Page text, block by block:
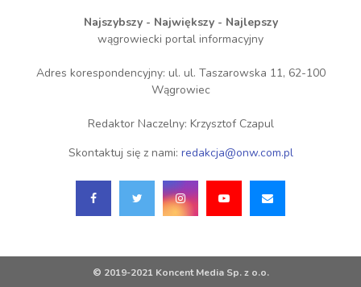
Najszybszy - Największy - Najlepszy
wągrowiecki portal informacyjny
Adres korespondencyjny: ul. ul. Taszarowska 11, 62-100
Wągrowiec
Redaktor Naczelny: Krzysztof Czapul
Skontaktuj się z nami: redakcja@onw.com.pl
© 2019-2021 Koncent Media Sp. z o.o.